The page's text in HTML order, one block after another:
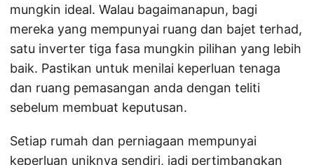
mungkin ideal. Walau bagaimanapun, bagi
mereka yang mempunyai ruang dan bajet terhad,
satu inverter tiga fasa mungkin pilihan yang lebih
baik. Pastikan untuk menilai keperluan tenaga
dan ruang pemasangan anda dengan teliti
sebelum membuat keputusan.
Setiap rumah dan perniagaan mempunyai
keperluan uniknya sendiri, jadi pertimbangkan